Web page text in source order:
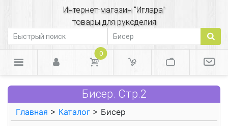
Интернет-магазин "Иглара"
товары для рукоделия
0
Бисер. Стр.2
Главная > Каталог > Бисер